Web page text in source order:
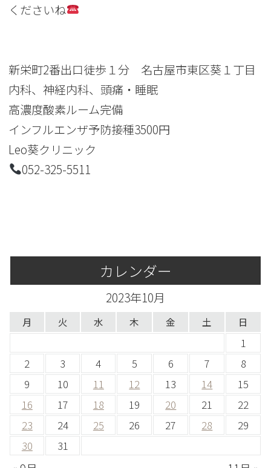
くださいね
新栄町2番出口徒歩１分 名古屋市東区葵１丁目
内科、神経内科、頭痛・睡眠
高濃度酸素ルーム完備
インフルエンザ予防接種3500円
Leo葵クリニック
052-325-5511
カレンダー
2023年10月
月 火 水 木 金 土 日
1
2
3 4 5 6 7
8
9
10 11 12 13 14
15
16
17 18 19 20 21
22
23
24 25 26 27 28
29
30
31